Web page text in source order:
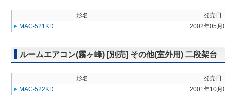
形名
発売日
MAC-521KD
2002年05月
ルームエアコン(霧ヶ峰) [別売] その他(室外用) 二段架台
形名
発売日
MAC-522KD
2001年10月